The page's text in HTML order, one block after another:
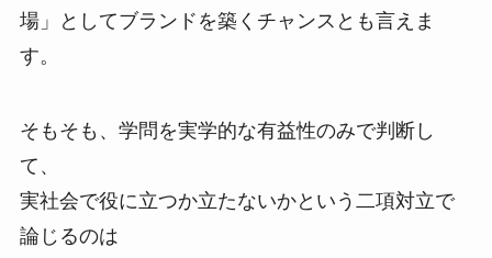
場」としてブランドを築くチャンスとも言えま
す。
そもそも、学問を実学的な有益性のみで判断し
て、
実社会で役に立つか立たないかという二項対立で
論じるのは